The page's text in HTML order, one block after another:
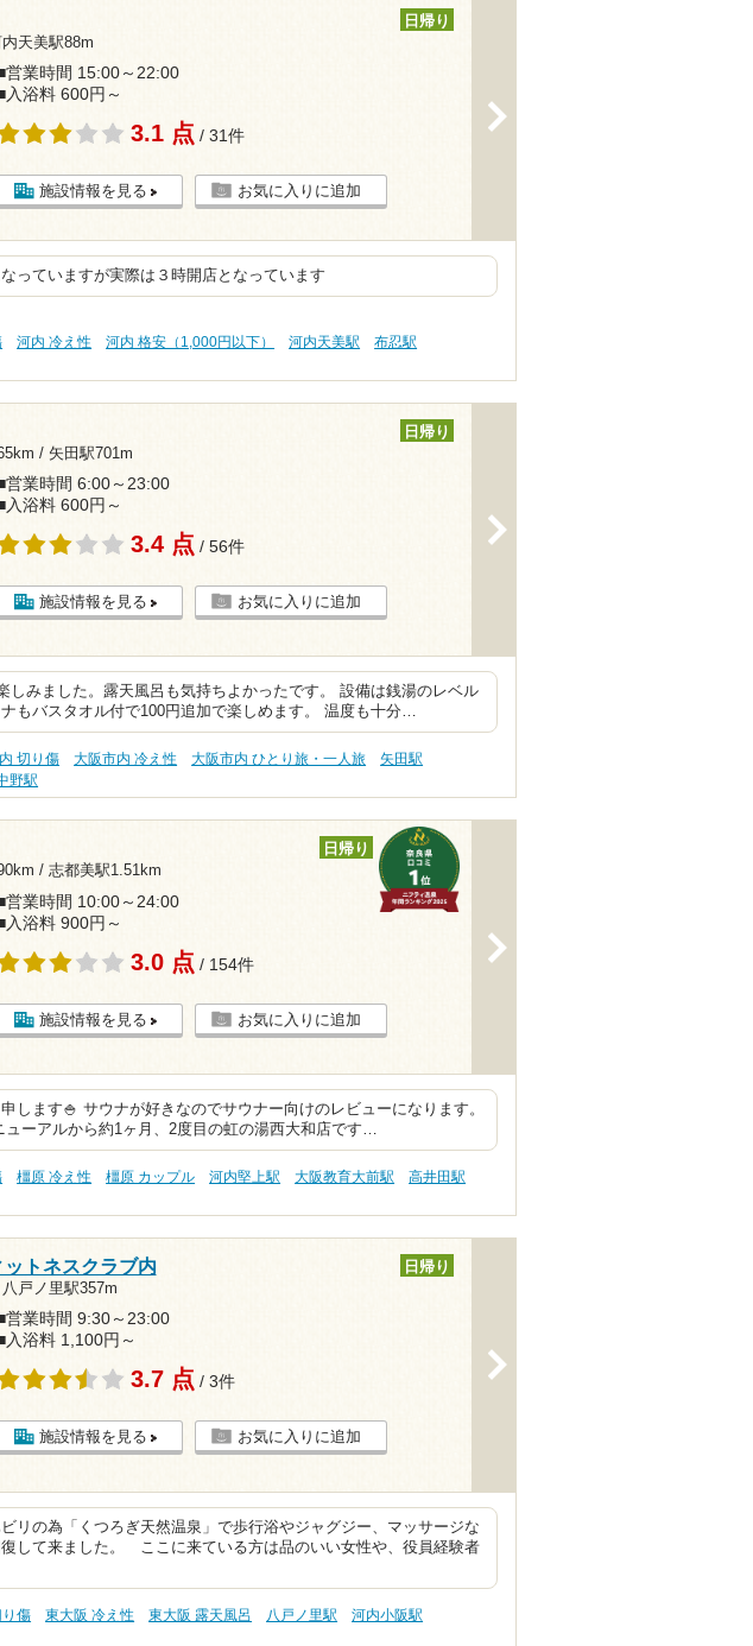
天美駅88m
日帰り
営業時間 15:00～22:00
入浴料 600円～
3.1 点 / 31件
施設情報を見る お気に入りに追加
っていますが実際は３時開店となっています
河内 冷え性 河内 格安（1,000円以下） 河内天美駅
布忍駅
/ 矢田駅701m
日帰り
営業時間 6:00～23:00
入浴料 600円～
3.4 点 / 56件
施設情報を見る お気に入りに追加
しみました。露天風呂も気持ちよかったです。 設備は銭湯のレベル
もバスタオル付で100円追加で楽しめます。 温度も十分…
切り傷 大阪市内 冷え性 大阪市内 ひとり旅・一人旅
矢田駅
野駅
/ 志都美駅1.51km
日帰り
営業時間 10:00～24:00
入浴料 900円～
3.0 点 / 154件
施設情報を見る お気に入りに追加
します🍚 サウナが好きなのでサウナー向けのレビューになります。
ューアルから約1ヶ月、2度目の虹の湯西大和店です…
橿原 冷え性 橿原 カップル 河内堅上駅 大阪教育大前駅
高井田駅
トネスクラブ内
八戸ノ里駅357m
日帰り
営業時間 9:30～23:00
入浴料 1,100円～
3.7 点 / 3件
施設情報を見る お気に入りに追加
リの為「くつろぎ天然温泉」で歩行浴やジャグジー、マッサージな
して来ました。 ここに来ている方は品のいい女性や、役員経験者
傷 東大阪 冷え性 東大阪 露天風呂 八戸ノ里駅
河内小阪駅